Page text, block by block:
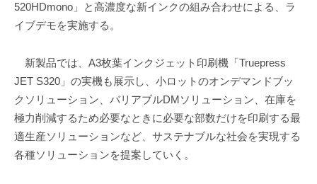
520HDmono」と高濃度な新インクの組み合わせによる、ラ
イブデモを実施する。
新製品では、A3枚葉インクジェット印刷機「Truepress
JET S320」の実機も展示し、小ロットのオンデマンドブッ
クソリューション、バリアブルDMソリューション、在庫を
極力削減するため必要なときに必要な部数だけを印刷する最
適生産ソリューションなど、サステナブルな社会を実現する
各種ソリューションを提案していく。